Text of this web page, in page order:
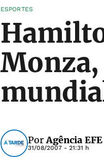
ESPORTES
PorAgência EFE
31/08/2007 - 21:31 h